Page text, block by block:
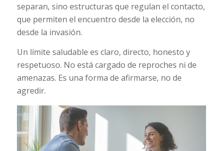
separan, sino estructuras que regulan el contacto,
que permiten el encuentro desde la elección, no
desde la invasión.
Un límite saludable es claro, directo, honesto y
respetuoso. No está cargado de reproches ni de
amenazas. Es una forma de afirmarse, no de
agredir.